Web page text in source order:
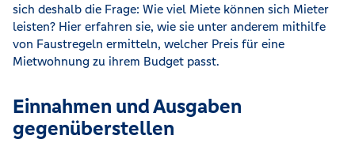
sich deshalb die Frage: Wie viel Miete können sich Mieter
leisten? Hier erfahren sie, wie sie unter anderem mithilfe
von Faustregeln ermitteln, welcher Preis für eine
Mietwohnung zu ihrem Budget passt.
Einnahmen und Ausgaben
gegenüberstellen